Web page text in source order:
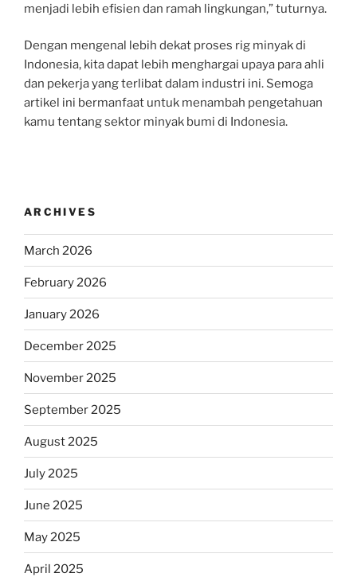
menjadi lebih efisien dan ramah lingkungan,” tuturnya.
Dengan mengenal lebih dekat proses rig minyak di
Indonesia, kita dapat lebih menghargai upaya para ahli
dan pekerja yang terlibat dalam industri ini. Semoga
artikel ini bermanfaat untuk menambah pengetahuan
kamu tentang sektor minyak bumi di Indonesia.
ARCHIVES
March 2026
February 2026
January 2026
December 2025
November 2025
September 2025
August 2025
July 2025
June 2025
May 2025
April 2025